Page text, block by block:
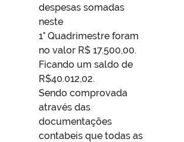
despesas somadas
neste
1° Quadrimestre foram
no valor R$ 17.500,00.
Ficando um saldo de
R$40.012,02.
Sendo comprovada
através das
documentações
contabeis que todas as